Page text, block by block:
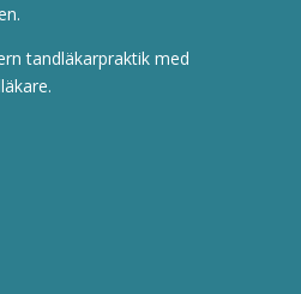
tandläkarpraktik med